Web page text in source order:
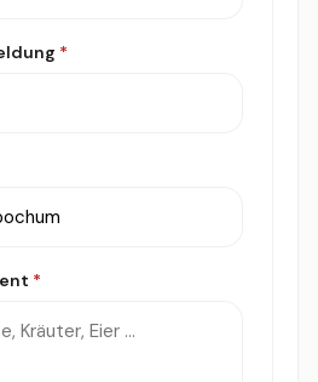
*
*